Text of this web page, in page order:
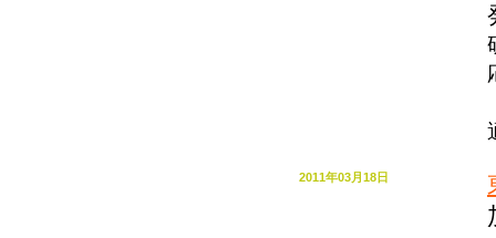
2011年03月18日